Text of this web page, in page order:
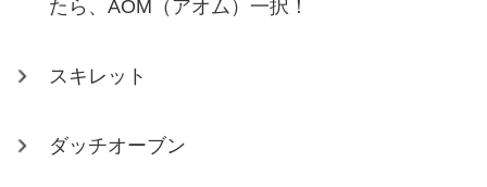
たら、AOM（アオム）一択！
スキレット
ダッチオーブン